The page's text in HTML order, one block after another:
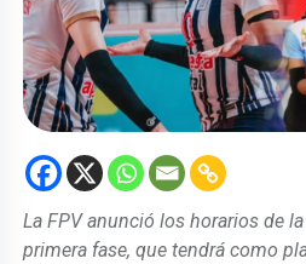
La FPV anunció los horarios de
primera fase, que tendrá como